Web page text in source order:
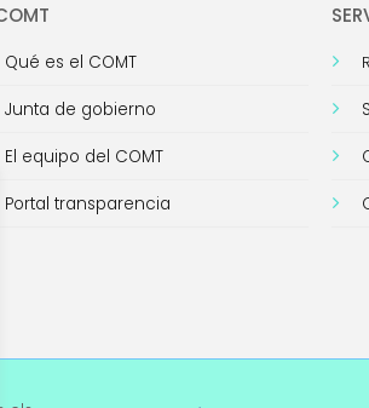
Qué es el COMT
Junta de gobierno
El equipo del COMT
Portal transparencia